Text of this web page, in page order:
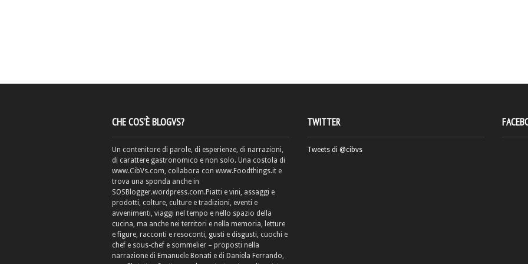
CHE COS’È BLOGVS?
Un contenitore di parole, di esperienze, di narrazioni,
di carattere gastronomico e non solo. Una costola di
www.CibVs.com, collabora con www.Foodthings.it e
trova una sponda anche in
SOSBlogger.wordpress.com.Piatti e vini, assaggi e
prodotti, colture, culture e tradizioni, eventi e
avvenimenti, viaggi nel tempo e nello spazio della
cucina, ma anche nei territori e nella memoria, letture
e figure, racconti e resoconti, gusti e disgusti, cuochi e
chef e sous-chef e sommelier – proposti nella
narrazione di Emanuele Bonati e di Daniela Ferrando,
TWITTER
Tweets di @cibvs